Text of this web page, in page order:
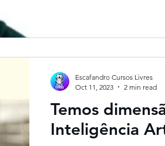
Temos
Inteligência
Escafandro Cursos Livres
Oct 11, 2023
2 min read